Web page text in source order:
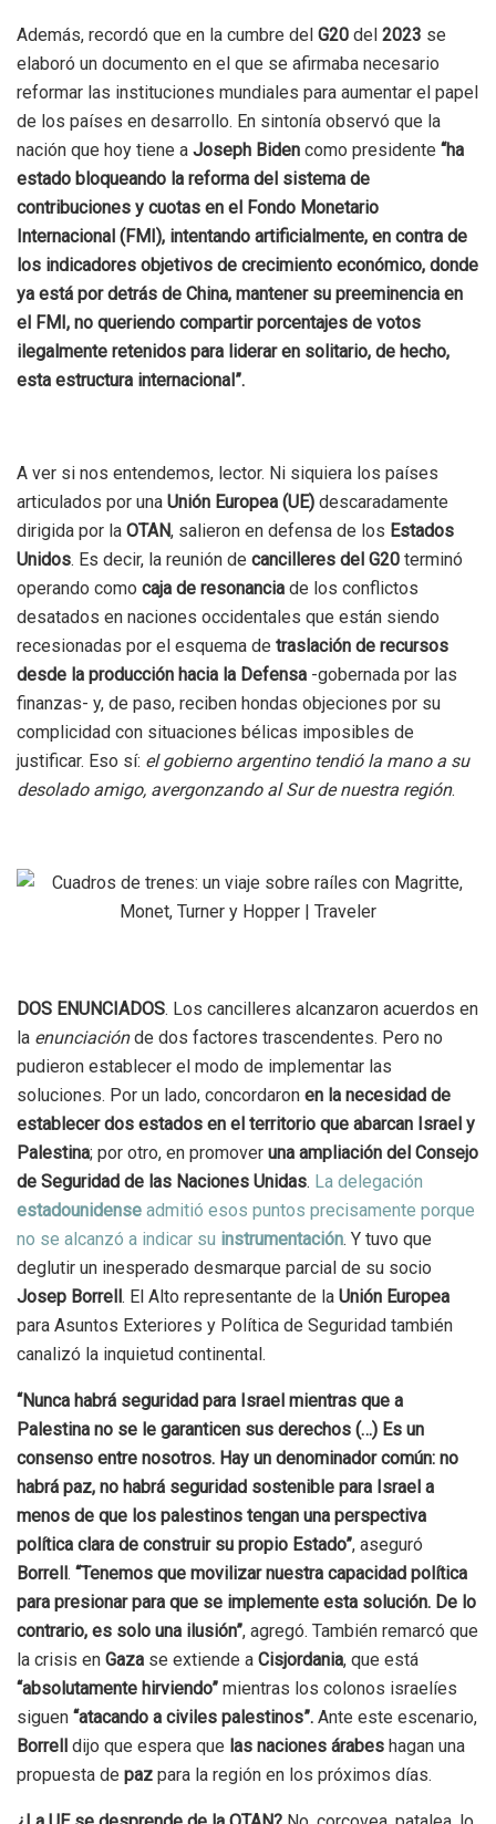
Además, recordó que en la cumbre del G20 del 2023 se
elaboró un documento en el que se afirmaba necesario
reformar las instituciones mundiales para aumentar el papel
de los países en desarrollo. En sintonía observó que la
nación que hoy tiene a Joseph Biden como presidente “ha
estado bloqueando la reforma del sistema de
contribuciones y cuotas en el Fondo Monetario
Internacional (FMI), intentando artificialmente, en contra de
los indicadores objetivos de crecimiento económico, donde
ya está por detrás de China, mantener su preeminencia en
el FMI, no queriendo compartir porcentajes de votos
ilegalmente retenidos para liderar en solitario, de hecho,
esta estructura internacional”.
A ver si nos entendemos, lector. Ni siquiera los países
articulados por una Unión Europea (UE) descaradamente
dirigida por la OTAN, salieron en defensa de los Estados
Unidos. Es decir, la reunión de cancilleres del G20 terminó
operando como caja de resonancia de los conflictos
desatados en naciones occidentales que están siendo
recesionadas por el esquema de traslación de recursos
desde la producción hacia la Defensa -gobernada por las
finanzas- y, de paso, reciben hondas objeciones por su
complicidad con situaciones bélicas imposibles de
justificar. Eso sí: el gobierno argentino tendió la mano a su
desolado amigo, avergonzando al Sur de nuestra región.
DOS ENUNCIADOS. Los cancilleres alcanzaron acuerdos en
la enunciaciónde dos factores trascendentes. Pero no
pudieron establecer el modo de implementar las
soluciones. Por un lado, concordaron en la necesidad de
establecer dos estados en el territorio que abarcan Israel y
Palestina; por otro, en promover una ampliación del Consejo
de Seguridad de las Naciones Unidas. La delegación
estadounidense admitió esos puntos precisamente porque
no se alcanzó a indicar su instrumentación. Y tuvo que
deglutir un inesperado desmarque parcial de su socio
Josep Borrell. El Alto representante de la Unión Europea
para Asuntos Exteriores y Política de Seguridad también
canalizó la inquietud continental.
“Nunca habrá seguridad para Israel mientras que a
Palestina no se le garanticen sus derechos (…) Es un
consenso entre nosotros. Hay un denominador común: no
habrá paz, no habrá seguridad sostenible para Israel a
menos de que los palestinos tengan una perspectiva
política clara de construir su propio Estado”, aseguró
Borrell. “Tenemos que movilizar nuestra capacidad política
para presionar para que se implemente esta solución. De lo
contrario, es solo una ilusión”, agregó. También remarcó que
la crisis en Gaza se extiende a Cisjordania, que está
“absolutamente hirviendo” mientras los colonos israelíes
siguen “atacando a civiles palestinos”. Ante este escenario,
Borrell dijo que espera que las naciones árabes hagan una
propuesta de paz para la región en los próximos días.